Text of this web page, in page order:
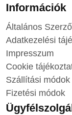
Információk
Általános
Adatkezelési
Impresszum
Cookie
Szállítási módok
Fizetési módok